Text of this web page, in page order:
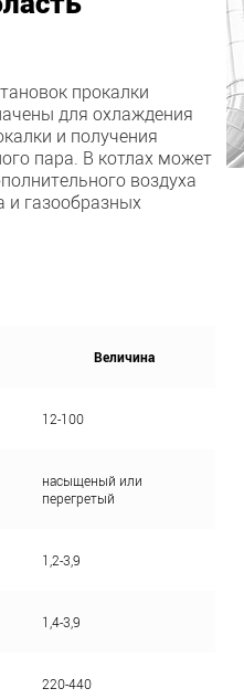
прокалки
для охлаждения
и получения
пара. В котлах может
воздуха
и газообразных
Величина
12-100
насыщеный или
перегретый
1,2-3,9
1,4-3,9
220-440